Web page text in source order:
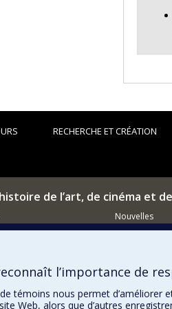
Ce
RECHERCHE ET CRÉATION
de l’art, de cinéma et
Nouvelles
l’importance de
de témoins nous permet
Web, alors que d’autres